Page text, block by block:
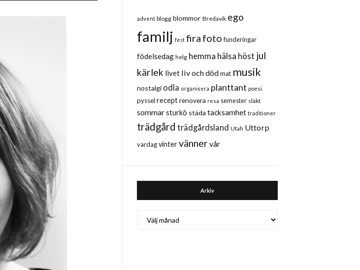
advent blogg blommor Bredavik ego
familj fest fira foto funderingar
födelsedag helg hemma hälsa höst jul
kärlek livet liv och död mat musik
nostalgi odla organisera planttant poesi
pyssel receptrenovera resa semester släkt
sommarsturkö städa tacksamhet traditioner
trädgård trädgårdsland Utah Uttorp
vardag vintervänner vår
Arkiv